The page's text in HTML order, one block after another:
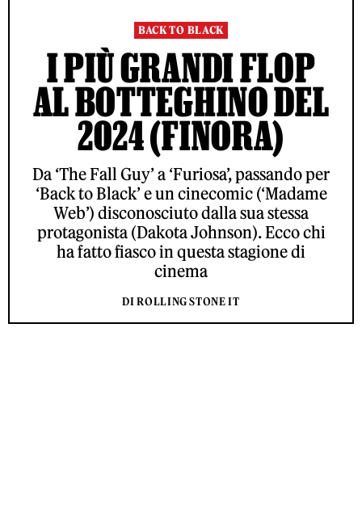
BACK TO BLACK
I PIÙ GRANDI FLOP
AL BOTTEGHINO DEL
2024 (FINORA)
Da ‘The Fall Guy’ a ‘Furiosa’, passando per
‘Back to Black’ e un cinecomic (‘Madame
Web’) disconosciuto dalla sua stessa
protagonista (Dakota Johnson). Ecco chi
ha fatto fiasco in questa stagione di
cinema
DI ROLLING STONE IT